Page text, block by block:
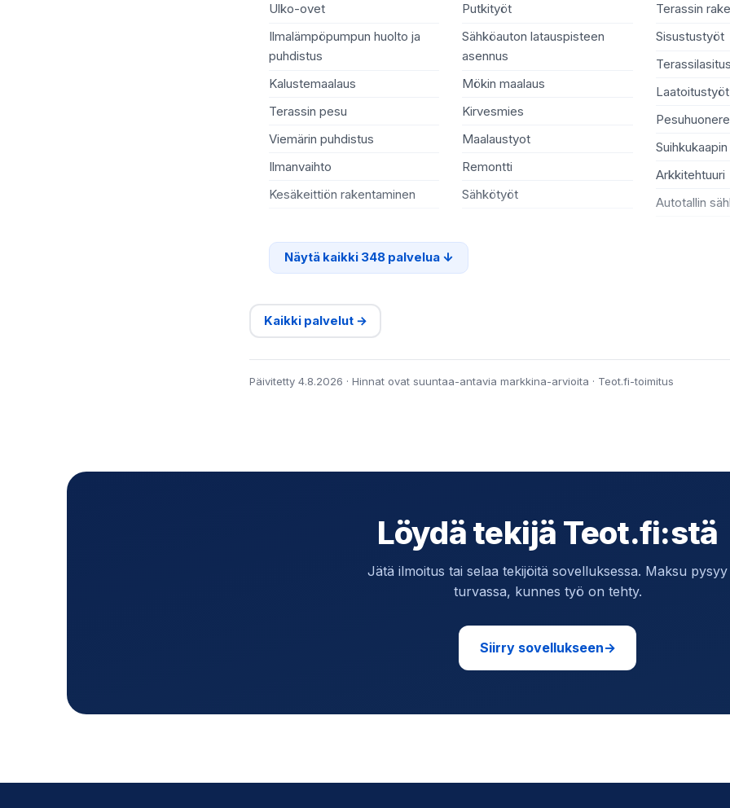
Ulko-ovet
Ilmalämpöpumpun huolto ja
puhdistus
Kalustemaalaus
Terassin pesu
Viemärin puhdistus
Ilmanvaihto
Kesäkeittiön rakentaminen
Putkityöt
Sähköauton latauspisteen
asennus
Mökin maalaus
Kirvesmies
Maalaustyot
Remontti
Sähkötyöt
Terassin
Sisustustyöt
Terassilasitus
Laatoitustyöt
Arkkitehtuuri
Autotallin
Näytä kaikki 348 palvelua
Kaikki palvelut →
Päivitetty 4.8.2026 · Hinnat ovat suuntaa-antavia markkina-arvioita · Teot.fi-toimitus
Löydä tekijä Teot.fi:stä
Jätä ilmoitus tai selaa tekijöitä sovelluksessa. Maksu pysyy
turvassa, kunnes työ on tehty.
Siirry sovellukseen→